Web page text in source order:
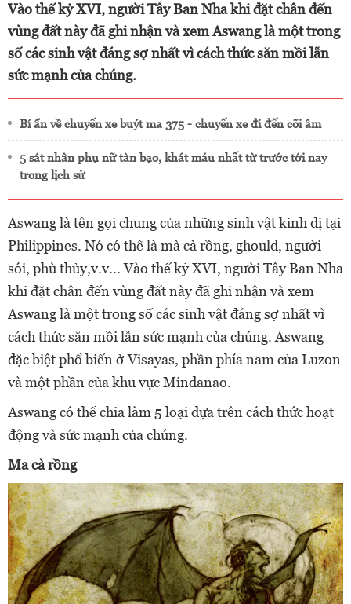
Vào thế kỷ XVI, người Tây Ban Nha khi đặt chân đến
vùng đất này đã ghi nhận và xem Aswang là một trong
số các sinh vật đáng sợ nhất vì cách thức săn mồi lẫn
sức mạnh của chúng.
Bí ẩn về chuyến xe buýt ma 375 - chuyến xe đi đến cõi âm
5 sát nhân phụ nữ tàn bạo, khát máu nhất từ trước tới nay
trong lịch sử
Aswang là tên gọi chung của những sinh vật kinh dị tại
Philippines. Nó có thể là mà cà rồng, ghould, người
sói, phù thủy,v.v... Vào thế kỷ XVI, người Tây Ban Nha
khi đặt chân đến vùng đất này đã ghi nhận và xem
Aswang là một trong số các sinh vật đáng sợ nhất vì
cách thức săn mồi lẫn sức mạnh của chúng. Aswang
đặc biệt phổ biến ở Visayas, phần phía nam của Luzon
và một phần của khu vực Mindanao.
Aswang có thể chia làm 5 loại dựa trên cách thức hoạt
động và sức mạnh của chúng.
Ma cà rồng